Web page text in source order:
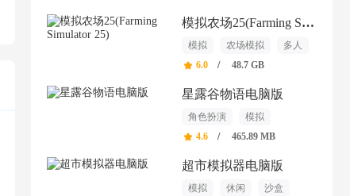
模拟农场25(Farming Simulator 25)
模拟 农场模拟
多人
6.0
/ 48.7 GB
星露谷物语电脑版
角色扮演
模拟
开放世界
4.6 / 465.89 MB
超市模拟器电脑版
模拟 休闲
沙盒